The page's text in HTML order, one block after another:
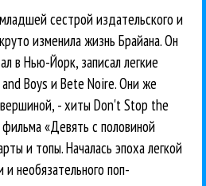
сестрой издательского и
изменила жизнь Брайана. Он
в Нью-Йорк, записал легкие
Boys и Bete Noire. Они же
- хиты Don't Stop the
«Девять с половиной
и топы. Началась эпоха легкой
и необязательного поп-